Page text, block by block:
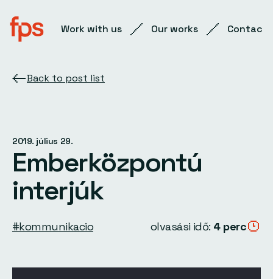
Work with us Our works Contact
Back to post list
2019. július 29.
Emberközpontú
interjúk
#kommunikacio olvasási idő: 4 perc